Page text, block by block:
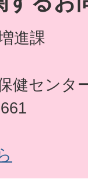
進課
健センタ